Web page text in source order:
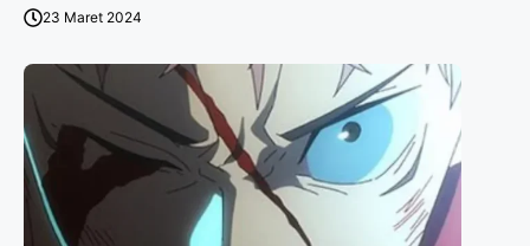
23 Maret 2024